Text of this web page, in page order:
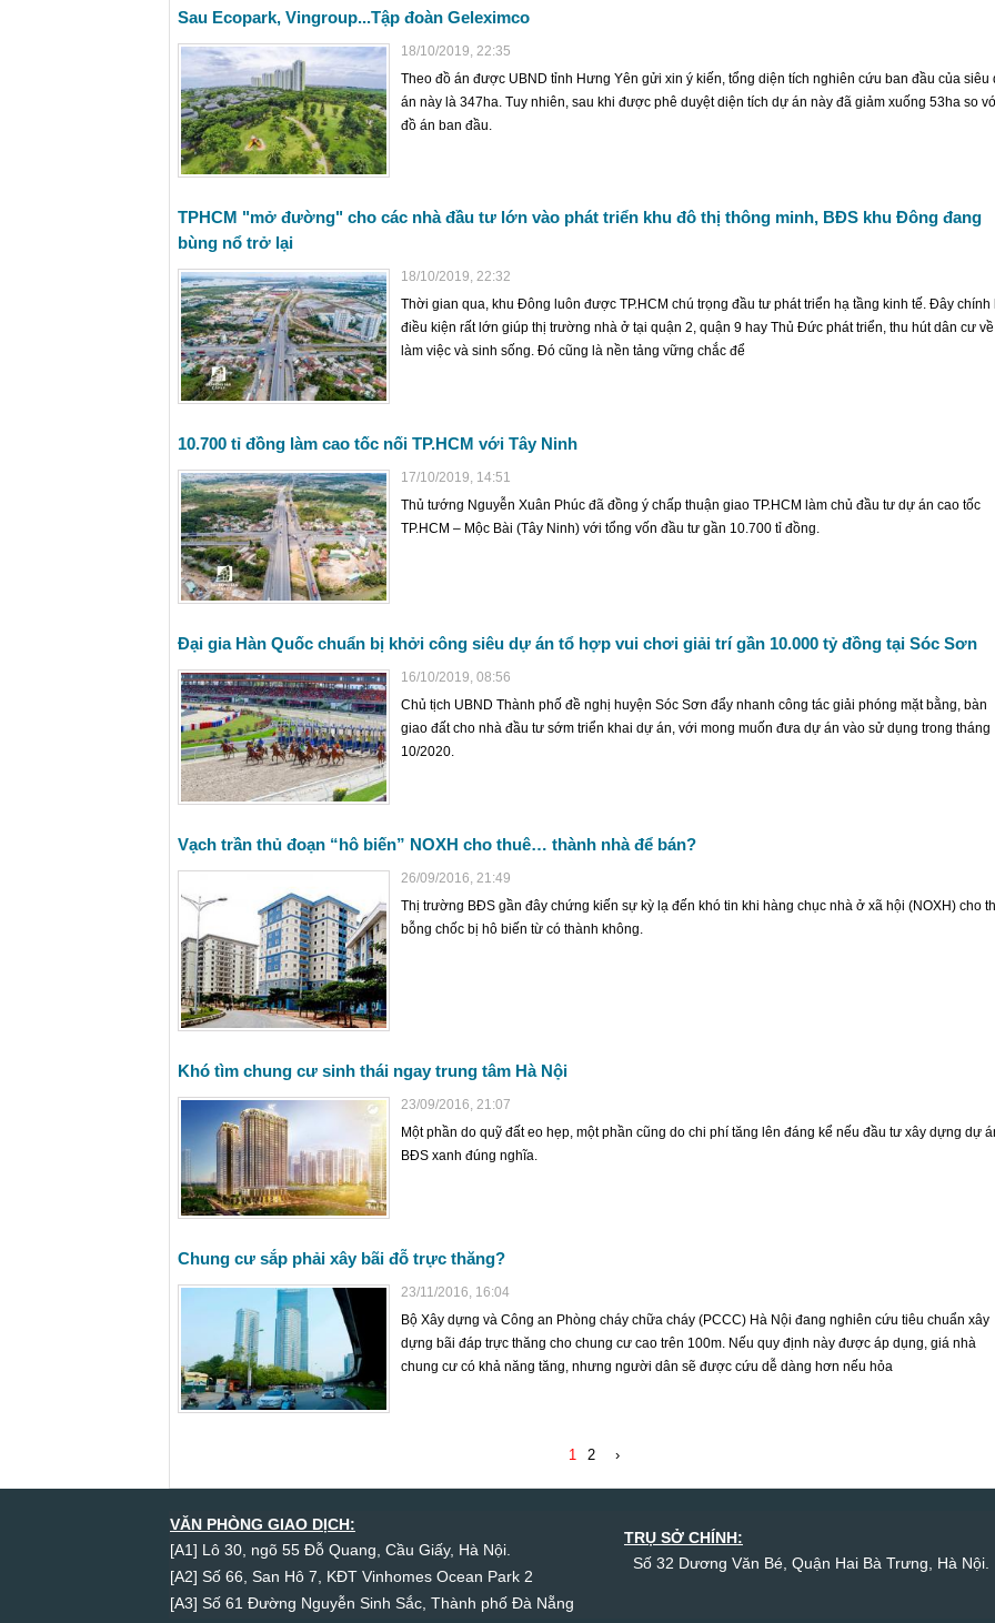
Sau Ecopark, Vingroup...Tập đoàn Geleximco
18/10/2019, 22:35
Theo đồ án được UBND tỉnh Hưng Yên gửi xin ý kiến, tổng diện tích nghiên cứu ban đầu của siêu
án này là 347ha. Tuy nhiên, sau khi được phê duyệt diện tích dự án này đã giảm xuống 53ha so
đồ án ban đầu.
TPHCM "mở đường" cho các nhà đầu tư lớn vào phát triển khu đô thị thông minh, BĐS khu Đông đang
bùng nổ trở lại
18/10/2019, 22:32
Thời gian qua, khu Đông luôn được TP.HCM chú trọng đầu tư phát triển hạ tầng kinh tế. Đây chính
điều kiện rất lớn giúp thị trường nhà ở tại quận 2, quận 9 hay Thủ Đức phát triển, thu hút dân cư về
làm việc và sinh sống. Đó cũng là nền tảng vững chắc để
10.700 tỉ đồng làm cao tốc nối TP.HCM với Tây Ninh
17/10/2019, 14:51
Thủ tướng Nguyễn Xuân Phúc đã đồng ý chấp thuận giao TP.HCM làm chủ đầu tư dự án cao tốc
TP.HCM – Mộc Bài (Tây Ninh) với tổng vốn đầu tư gần 10.700 tỉ đồng.
Đại gia Hàn Quốc chuẩn bị khởi công siêu dự án tổ hợp vui chơi giải trí gần 10.000 tỷ đồng tại Sóc Sơn
16/10/2019, 08:56
Chủ tịch UBND Thành phố đề nghị huyện Sóc Sơn đẩy nhanh công tác giải phóng mặt bằng, bàn
giao đất cho nhà đầu tư sớm triển khai dự án, với mong muốn đưa dự án vào sử dụng trong tháng
10/2020.
Vạch trần thủ đoạn “hô biến” NOXH cho thuê… thành nhà để bán?
26/09/2016, 21:49
Thị trường BĐS gần đây chứng kiến sự kỳ lạ đến khó tin khi hàng chục nhà ở xã hội (NOXH) cho
bỗng chốc bị hô biến từ có thành không.
Khó tìm chung cư sinh thái ngay trung tâm Hà Nội
23/09/2016, 21:07
Một phần do quỹ đất eo hẹp, một phần cũng do chi phí tăng lên đáng kể nếu đầu tư xây dựng dự
BĐS xanh đúng nghĩa.
Chung cư sắp phải xây bãi đỗ trực thăng?
23/11/2016, 16:04
Bộ Xây dựng và Công an Phòng cháy chữa cháy (PCCC) Hà Nội đang nghiên cứu tiêu chuẩn xây
dựng bãi đáp trực thăng cho chung cư cao trên 100m. Nếu quy định này được áp dụng, giá nhà
chung cư có khả năng tăng, nhưng người dân sẽ được cứu dễ dàng hơn nếu hỏa
1 2 ›
VĂN PHÒNG GIAO DỊCH:
[A1] Lô 30, ngõ 55 Đỗ Quang, Cầu Giấy, Hà Nội.
[A2] Số 66, San Hô 7, KĐT Vinhomes Ocean Park 2
[A3] Số 61 Đường Nguyễn Sinh Sắc, Thành phố Đà Nẵng
TRỤ SỞ CHÍNH:
Số 32 Dương Văn Bé, Quận Hai Bà Trưng, Hà Nội.